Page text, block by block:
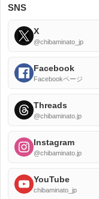
SNS
X
@chibaminato_jp
Facebook
Facebookページ
Threads
@chibaminato.jp
Instagram
@chibaminato.jp
YouTube
chibaminato_jp